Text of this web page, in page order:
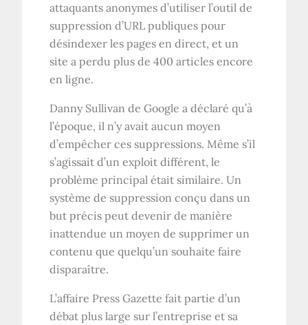
attaquants anonymes d’utiliser l’outil de
suppression d’URL publiques pour
désindexer les pages en direct, et un
site a perdu plus de 400 articles encore
en ligne.
Danny Sullivan de Google a déclaré qu’à
l’époque, il n’y avait aucun moyen
d’empêcher ces suppressions. Même s’il
s’agissait d’un exploit différent, le
problème principal était similaire. Un
système de suppression conçu dans un
but précis peut devenir de manière
inattendue un moyen de supprimer un
contenu que quelqu’un souhaite faire
disparaître.
L’affaire Press Gazette fait partie d’un
débat plus large sur l’entreprise et sa